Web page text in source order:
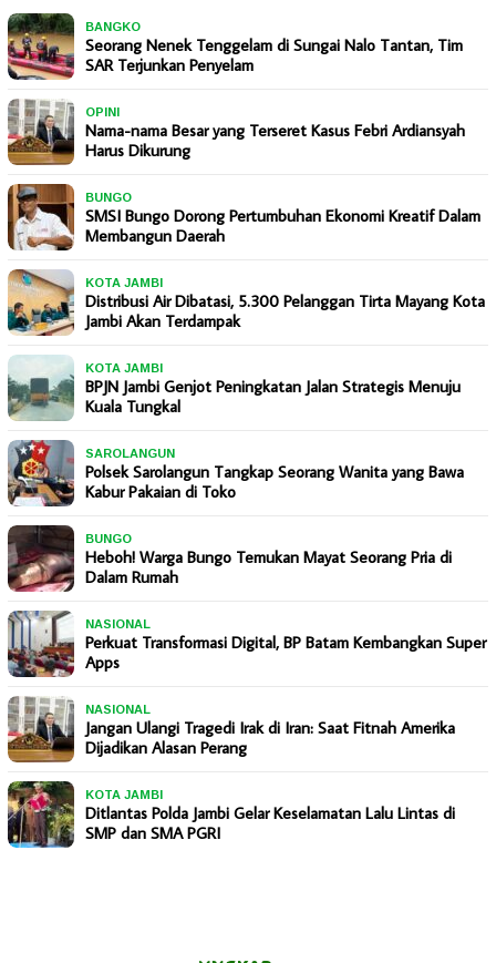
BANGKO
Seorang Nenek Tenggelam di Sungai Nalo Tantan, Tim
SAR Terjunkan Penyelam
OPINI
Nama-nama Besar yang Terseret Kasus Febri Ardiansyah
Harus Dikurung
BUNGO
SMSI Bungo Dorong Pertumbuhan Ekonomi Kreatif Dalam
Membangun Daerah
KOTA JAMBI
Distribusi Air Dibatasi, 5.300 Pelanggan Tirta Mayang Kota
Jambi Akan Terdampak
KOTA JAMBI
BPJN Jambi Genjot Peningkatan Jalan Strategis Menuju
Kuala Tungkal
SAROLANGUN
Polsek Sarolangun Tangkap Seorang Wanita yang Bawa
Kabur Pakaian di Toko
BUNGO
Heboh! Warga Bungo Temukan Mayat Seorang Pria di
Dalam Rumah
NASIONAL
Perkuat Transformasi Digital, BP Batam Kembangkan Super
Apps
NASIONAL
Jangan Ulangi Tragedi Irak di Iran: Saat Fitnah Amerika
Dijadikan Alasan Perang
KOTA JAMBI
Ditlantas Polda Jambi Gelar Keselamatan Lalu Lintas di
SMP dan SMA PGRI